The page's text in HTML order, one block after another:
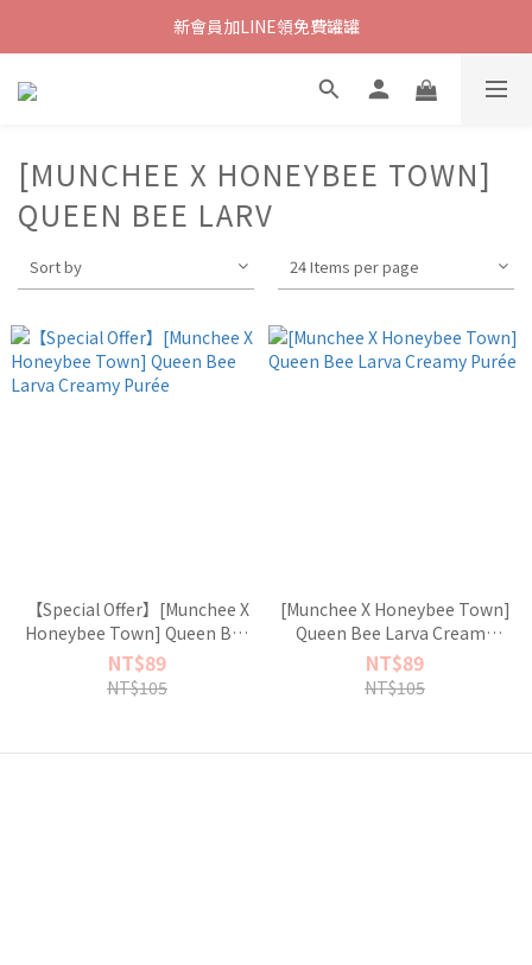
新會員加LINE領免費罐罐
[MUNCHEE X HONEYBEE TOWN]
QUEEN BEE LARV
Sort by 24 Items per page
【Special Offer】[Munchee X
Honeybee Town] Queen Bee
Larva Creamy Purée
NT$89
NT$105
[Munchee X Honeybee Town]
Queen Bee Larva Creamy
Purée
NT$89
NT$105